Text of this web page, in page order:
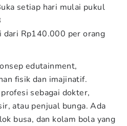
setiap hari mulai pukul
dari Rp140.000 per orang
edutainment,
fisik dan imajinatif.
sebagai dokter,
atau penjual bunga. Ada
busa, dan kolam bola yang